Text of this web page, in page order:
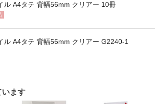
ル A4タテ 背幅56mm クリアー 10冊
ル A4タテ 背幅56mm クリアー G2240-1
います